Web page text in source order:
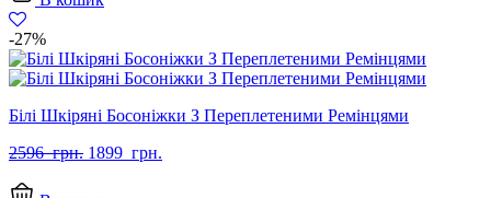
грн..
-27%
Білі Шкіряні Босоніжки З Переплетеними Ремінцями
2596 грн. Оригінальна
1899 грн.